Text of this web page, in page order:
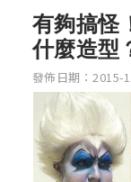
有夠搞怪
什麼造型
發佈日期：2015-